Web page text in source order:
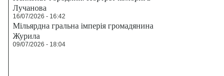
Лучанова
16/07/2026 - 16:42
Мільярдна гральна імперія громадянина
Журила
09/07/2026 - 18:04